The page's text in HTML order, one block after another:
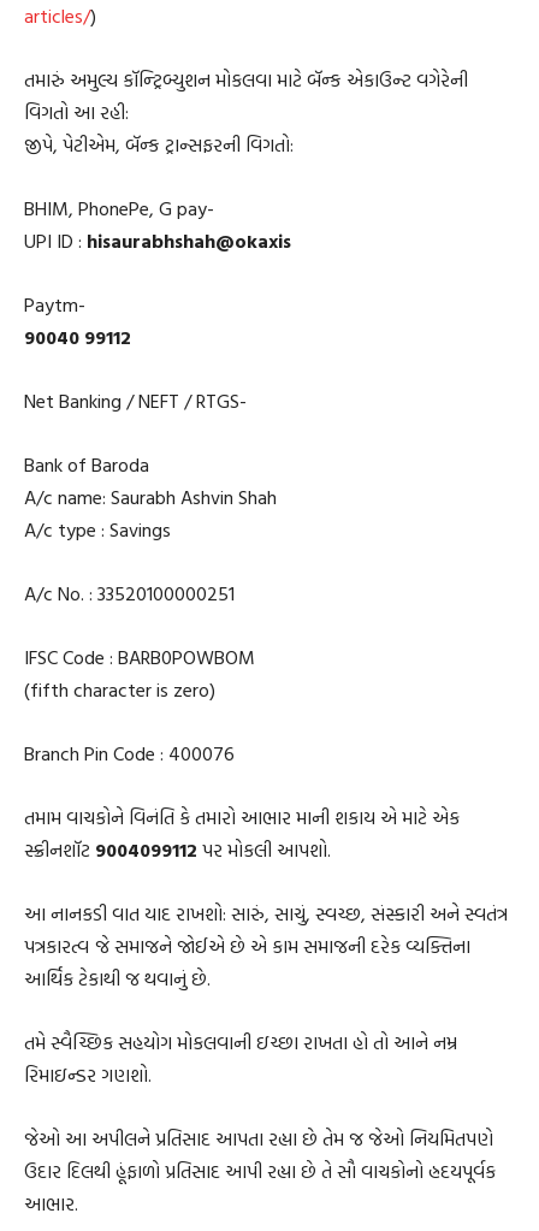
articles/)
તમારું અમુલ્ય કૉન્ટ્રિબ્યુશન મોકલવા માટે બૅન્ક એકાઉન્ટ વગેરેની
વિગતો આ રહી:
જીપે, પેટીએમ, બૅન્ક ટ્રાન્સફરની વિગતો:
BHIM, PhonePe, G pay-
UPI ID : hisaurabhshah@okaxis
Paytm-
90040 99112
Net Banking / NEFT / RTGS-
Bank of Baroda
A/c name: Saurabh Ashvin Shah
A/c type : Savings
A/c No. : 33520100000251
IFSC Code : BARB0POWBOM
(fifth character is zero)
Branch Pin Code : 400076
તમામ વાચકોને વિનંતિ કે તમારો આભાર માની શકાય એ માટે એક
સ્ક્રીનશૉટ 9004099112 પર મોકલી આપશો.
આ નાનકડી વાત યાદ રાખશો: સારું, સાચું, સ્વચ્છ, સંસ્કારી અને સ્વતંત્ર
પત્રકારત્વ જે સમાજને જોઈએ છે એ કામ સમાજની દરેક વ્યક્તિના
આર્થિક ટેકાથી જ થવાનું છે.
તમે સ્વૈચ્છિક સહયોગ મોકલવાની ઇચ્છા રાખતા હો તો આને નમ્ર
રિમાઇન્ડર ગણશો.
જેઓ આ અપીલને પ્રતિસાદ આપતા રહ્યા છે તેમ જ જેઓ નિયમિતપણે
ઉદાર દિલથી હૂંફાળો પ્રતિસાદ આપી રહ્યા છે તે સૌ વાચકોનો હ્રદયપૂર્વક
આભાર.